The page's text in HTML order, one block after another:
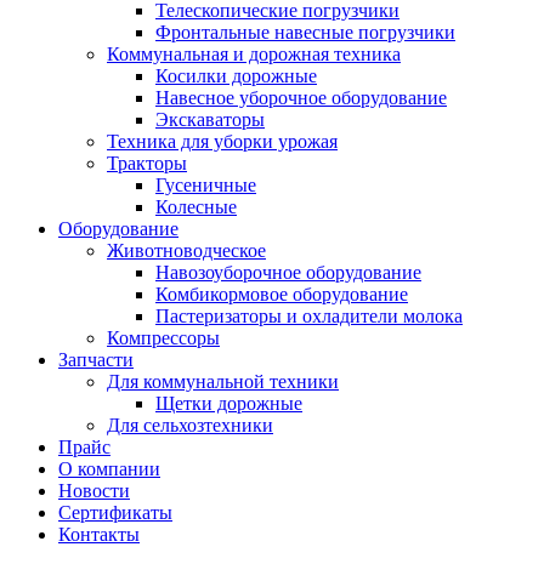
Телескопические погрузчики
Фронтальные навесные погрузчики
Коммунальная и дорожная техника
Косилки дорожные
Навесное уборочное оборудование
Экскаваторы
Техника для уборки урожая
Тракторы
Гусеничные
Колесные
Оборудование
Животноводческое
Навозоуборочное оборудование
Комбикормовое оборудование
Пастеризаторы и охладители молока
Компрессоры
Запчасти
Для коммунальной техники
Щетки дорожные
Для сельхозтехники
Прайс
О компании
Новости
Сертификаты
Контакты